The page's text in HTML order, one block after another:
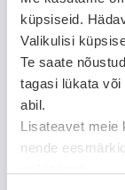
küpsiseid.
Valikulisi
Te saate
tagasi lükata või
abil.
Lisateavet meie
nende
esimest korda.
Samuti on
ise silma peal
kirjutama ja
4) Uuri,